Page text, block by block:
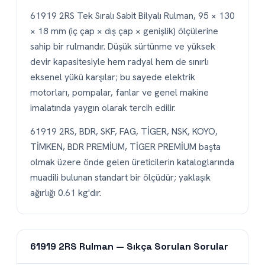
61919 2RS Tek Sıralı Sabit Bilyalı Rulman, 95 × 130
× 18 mm (iç çap × dış çap × genişlik) ölçülerine
sahip bir rulmandır. Düşük sürtünme ve yüksek
devir kapasitesiyle hem radyal hem de sınırlı
eksenel yükü karşılar; bu sayede elektrik
motorları, pompalar, fanlar ve genel makine
imalatında yaygın olarak tercih edilir.
61919 2RS, BDR, SKF, FAG, TİGER, NSK, KOYO,
TİMKEN, BDR PREMİUM, TİGER PREMİUM başta
olmak üzere önde gelen üreticilerin kataloglarında
muadili bulunan standart bir ölçüdür; yaklaşık
ağırlığı 0.61 kg'dır.
61919 2RS Rulman — Sıkça Sorulan Sorular